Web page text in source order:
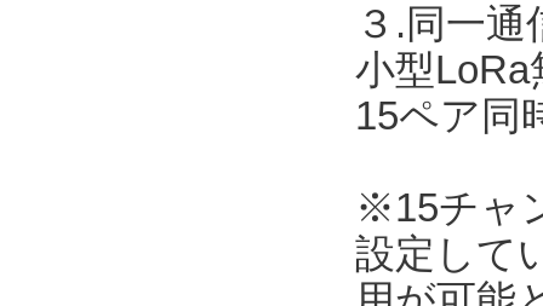
３.同一
小型
15ペア同
※15チャ
設定して